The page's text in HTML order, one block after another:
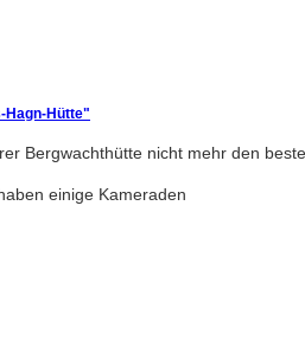
Hagn-Hütte"
Bergwachthütte nicht mehr den
einige Kameraden